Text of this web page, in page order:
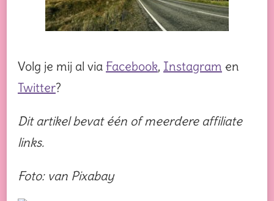
Volg je mij al via Facebook, Instagram en
Twitter?
Dit artikel bevat één of meerdere affiliate
links.
Foto: van Pixabay